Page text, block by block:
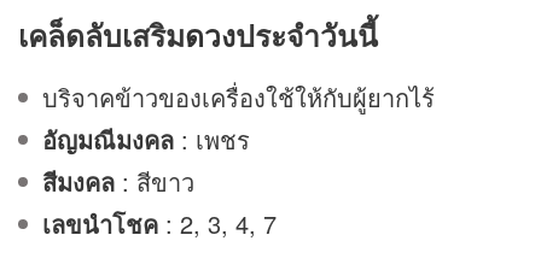
เคล็ดลับเสริมดวงประจำวันนี้
บริจาคข้าวของเครื่องใช้ให้กับผู้ยากไร้
อัญมณีมงคล : เพชร
สีมงคล : สีขาว
เลขนำโชค : 2, 3, 4, 7